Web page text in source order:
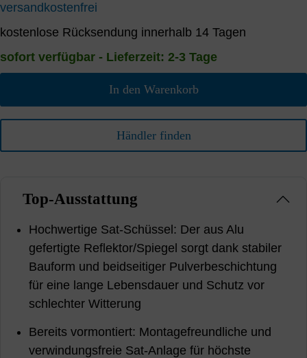
versandkostenfrei
kostenlose Rücksendung innerhalb 14 Tagen
sofort verfügbar - Lieferzeit: 2-3 Tage
In den Warenkorb
Händler finden
Top-Ausstattung
Hochwertige Sat-Schüssel: Der aus Alu
gefertigte Reflektor/Spiegel sorgt dank stabiler
Bauform und beidseitiger Pulverbeschichtung
für eine lange Lebensdauer und Schutz vor
schlechter Witterung
Bereits vormontiert: Montagefreundliche und
verwindungsfreie Sat-Anlage für höchste